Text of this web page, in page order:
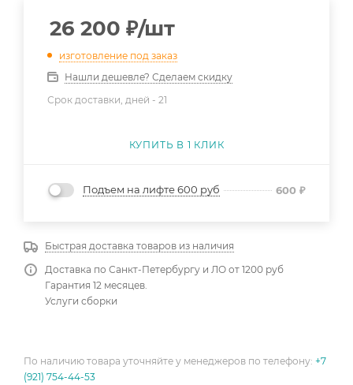
26 200 ₽/шт
изготовление под заказ
Нашли дешевле? Сделаем скидку
Срок доставки, дней - 21
КУПИТЬ В 1 КЛИК
Подъем на лифте 600 руб 600 ₽
Быстрая доставка товаров из наличия
Доставка по Санкт-Петербургу и ЛО от 1200 руб
Гарантия 12 месяцев.
Услуги сборки
По наличию товара уточняйте у менеджеров по телефону: +7
(921) 754-44-53